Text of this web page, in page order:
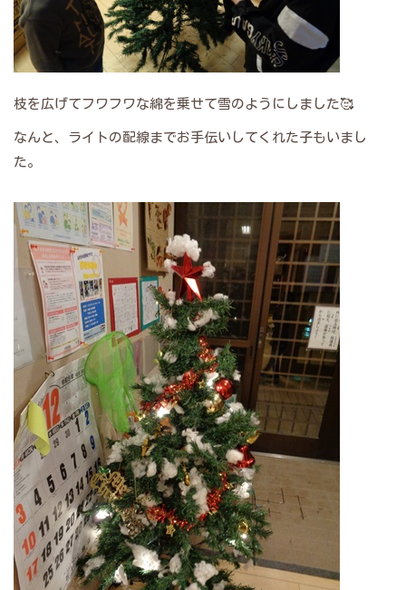
枝を広げてフワフワな綿を乗せて雪のようにしました🥰
なんと、ライトの配線までお手伝いしてくれた子もいまし
た。